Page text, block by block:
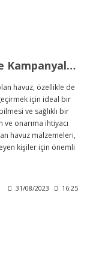
Havuz Malzemeleri Fiyatları ve Kampanyaları
havuz, özellikle de
için ideal bir
ve sağlıklı bir
onarıma ihtiyacı
havuz malzemeleri,
kişiler için önemli
31/08/2023 16:25